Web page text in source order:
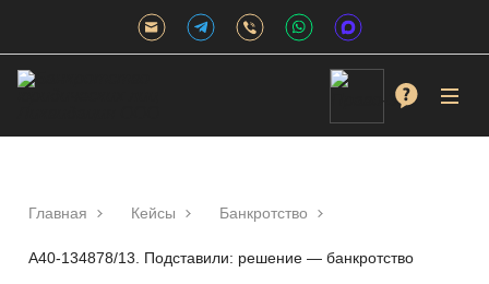
Главная Кейсы Банкротство
А40-134878/13. Подставили: решение — банкротство